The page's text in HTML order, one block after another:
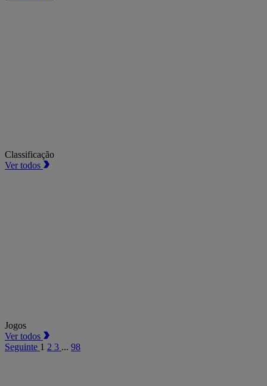
Classificação
Ver todos
Jogos
Ver todos
Seguinte 1 2 3 ... 98